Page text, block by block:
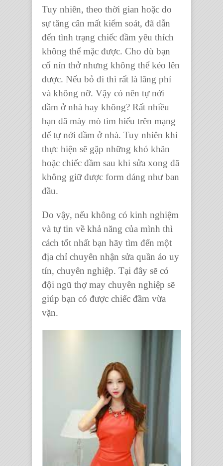
Tuy nhiên, theo thời gian hoặc do
sự tăng cân mất kiểm soát, đã dẫn
đến tình trạng chiếc đầm yêu thích
không thể mặc được. Cho dù bạn
cố nín thở nhưng không thể kéo lên
được. Nếu bỏ đi thì rất là lãng phí
và không nỡ. Vậy có nên tự nới
đầm ở nhà hay không? Rất nhiều
bạn đã mày mò tìm hiểu trên mạng
đểtự nới đầm ở nhà. Tuy nhiên khi
thực hiện sẽ gặp những khó khăn
hoặc chiếc đầm sau khi sửa xong đã
không giữ được form dáng như ban
đầu.
Do vậy, nếu không có kinh nghiệm
và tự tin về khả năng của mình thì
cách tốt nhất bạn hãy tìm đến một
địa chỉ chuyên nhận sửa quần áo uy
tín, chuyên nghiệp. Tại đây sẽ có
đội ngũ thợ may chuyên nghiệp sẽ
giúp bạn có được chiếc đầm vừa
vặn.